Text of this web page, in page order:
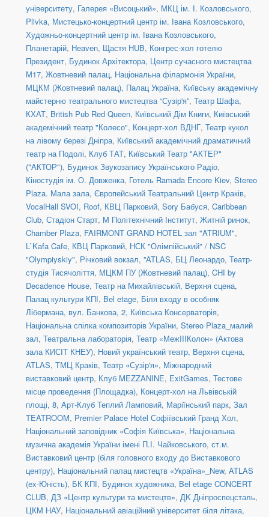
університету, Галерея «Висоцький», МКЦ ім. І. Козловського,
Plivka, Мистецько-концертний центр ім. Івана Козловського,
Художньо-концертний центр ім. Івана Козловського,
Планетарій, Heaven, Щастя HUB, Конгрес-хол готелю
Президент, Будинок Архітектора, Центр сучасного мистецтва
М17, Жовтневий палац, Національна філармонія України,
МЦКМ (Жовтневий палац), Палац Україна, Київську академічну
майстерню театрального мистецтва “Сузір'я”, Театр Шафа,
КХАТ, British Pub Red Queen, Київський Дім Книги, Київський
академічний театр "Колесо", Концерт-хол ВДНГ, Театр кукол
на лівому березі Дніпра, Київський академічний драматичний
театр на Подолі, Клуб ТАТ, Київський Театр "АКТЕР"
("АКТОР"), Будинок Звукозапису Українського Радіо,
Кіностудія ім. О. Довженка, Готель Ramada Encore Kiev, Stereo
Plaza. Мала зала, Європейський Театральний Центр Краків,
VocalHall SVOI, Roof, КВЦ Парковий, Sory Бабуся, Caribbean
Club, Стадіон Старт, М Політехнічний Інститут, Житній ринок,
Chamber Plaza, FAIRMONT GRAND HOTEL зал "ATRIUM",
L`Kafa Cafe, КВЦ Парковий, НСК "Олімпійський" / NSC
"Olympiyskiy", Річковий вокзал, ''ATLAS, БЦ Леонардо, Театр-
студія Тисячоліття, МЦКМ ПУ (Жовтневий палац), CHI by
Decadence House, Театр на Михайлівській, Верхня сцена,
Палац культури КПІ, Bel etage, Біля входу в особняк
Лібермана, вул. Банкова, 2, Київська Консерваторія,
Національна спілка композиторів України, Stereo Plaza_малий
зал, Театральна лабораторія, Театр «МежIIIКолон» (Актова
зала КИСІТ КНЕУ), Новий український театр, Верхня сцена,
ATLAS, ТМЦ Краків, Театр «Сузір'я», Міжнародний
виставковий центр, Клуб MEZZANINE, ExitGames, Тестове
місце проведення (Площадка), Концерт-хол на Львівській
площі, 8, Арт-Клуб Теплий Ламповий, Маріїнський парк, Зал
TEATROOM, Premier Palace Hotel Софіївський Гранд Хол,
Національний заповідник «Софія Київська», Національна
музична академія України імені П.І. Чайковського, ст.м.
Виставковий центр (біля головного входу до Виставкового
центру), Національний палац мистецтв «Україна»_New, ATLAS
(ex-Юність), БК КПІ, Будинок художника, Bel etage CONCERT
CLUB, ДЗ «Центр культури та мистецтв», ДK Дніпроспецсталь,
ЦКМ НАУ, Національний авіаційний університет біля літака,